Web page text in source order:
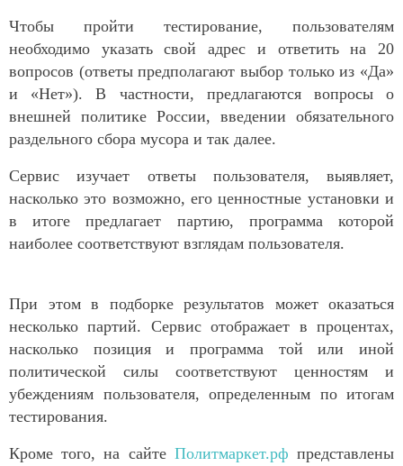
Чтобы пройти тестирование, пользователям
необходимо указать свой адрес и ответить на 20
вопросов (ответы предполагают выбор только из «Да»
и «Нет»). В частности, предлагаются вопросы о
внешней политике России, введении обязательного
раздельного сбора мусора и так далее.
Сервис изучает ответы пользователя, выявляет,
насколько это возможно, его ценностные установки и
в итоге предлагает партию, программа которой
наиболее соответствуют взглядам пользователя.
При этом в подборке результатов может оказаться
несколько партий. Сервис отображает в процентах,
насколько позиция и программа той или иной
политической силы соответствуют ценностям и
убеждениям пользователя, определенным по итогам
тестирования.
Кроме того, на сайте Политмаркет.рф представлены